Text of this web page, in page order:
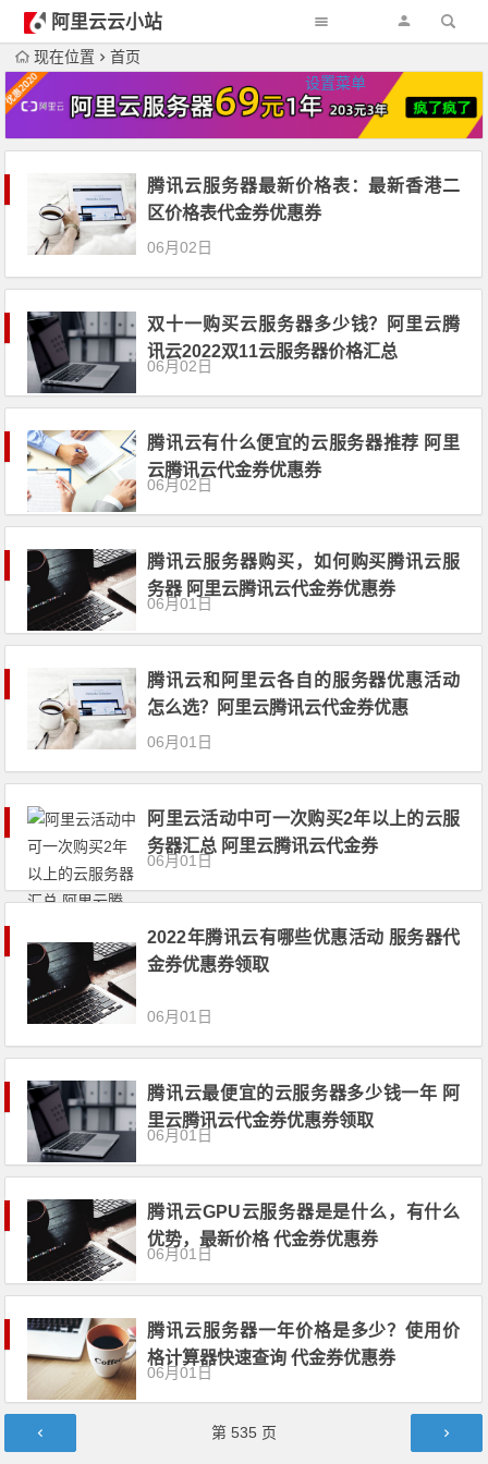
阿里云云小站
设置菜单
现在位置 首页
腾讯云服务器最新价格表：最新香港二
区价格表代金券优惠券
06月02日
双十一购买云服务器多少钱？阿里云腾
讯云2022双11云服务器价格汇总
06月02日
腾讯云有什么便宜的云服务器推荐 阿里
云腾讯云代金券优惠券
06月02日
腾讯云服务器购买，如何购买腾讯云服
务器 阿里云腾讯云代金券优惠券
06月01日
腾讯云和阿里云各自的服务器优惠活动
怎么选？阿里云腾讯云代金券优惠
06月01日
阿里云活动中可一次购买2年以上的云服
务器汇总 阿里云腾讯云代金券
06月01日
2022年腾讯云有哪些优惠活动 服务器代
金券优惠券领取
06月01日
腾讯云最便宜的云服务器多少钱一年 阿
里云腾讯云代金券优惠券领取
06月01日
腾讯云GPU云服务器是是什么，有什么
优势，最新价格 代金券优惠券
06月01日
腾讯云服务器一年价格是多少？使用价
格计算器快速查询 代金券优惠券
06月01日
文章导航 第 535 页